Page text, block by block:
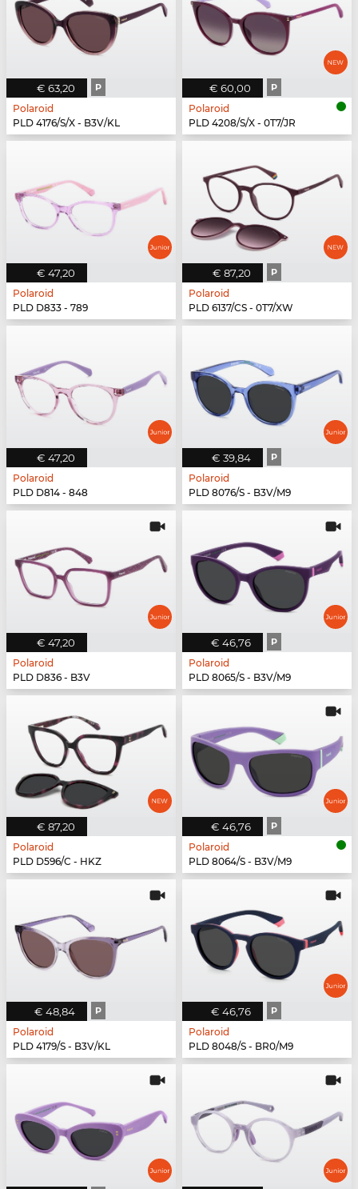
€ 63,20 P
Polaroid
PLD 4176/S/X - B3V/KL
€ 60,00 P
Polaroid
PLD 4208/S/X - 0T7/JR
€ 47,20
Polaroid
PLD D833 - 789
€ 87,20 P
Polaroid
PLD 6137/CS - 0T7/XW
€ 47,20
Polaroid
PLD D814 - 848
€ 39,84 P
Polaroid
PLD 8076/S - B3V/M9
€ 47,20
Polaroid
PLD D836 - B3V
€ 46,76 P
Polaroid
PLD 8065/S - B3V/M9
€ 87,20
Polaroid
PLD D596/C - HKZ
€ 46,76 P
Polaroid
PLD 8064/S - B3V/M9
€ 48,84 P
Polaroid
PLD 4179/S - B3V/KL
€ 46,76 P
Polaroid
PLD 8048/S - BR0/M9